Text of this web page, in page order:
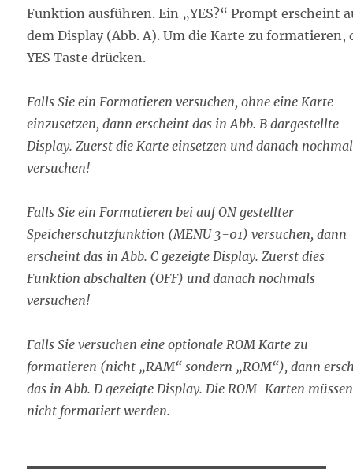
Funktion ausführen. Ein „YES?“ Prompt erscheint
dem Display (Abb. A). Um die Karte zu formatieren,
YES Taste drücken.
Falls Sie ein Formatieren versuchen, ohne eine Karte
einzusetzen, dann erscheint das in Abb. B dargestellte
Display. Zuerst die Karte einsetzen und danach
versuchen!
Falls Sie ein Formatieren bei auf ON gestellter
Speicherschutzfunktion (MENU 3-01) versuchen, dann
erscheint das in Abb. C gezeigte Display. Zuerst dies
Funktion abschalten (OFF) und danach nochmals
versuchen!
Falls Sie versuchen eine optionale ROM Karte zu
formatieren (nicht „RAM“ sondern „ROM“), dann
das in Abb. D gezeigte Display. Die ROM-Karten müssen
nicht formatiert werden.